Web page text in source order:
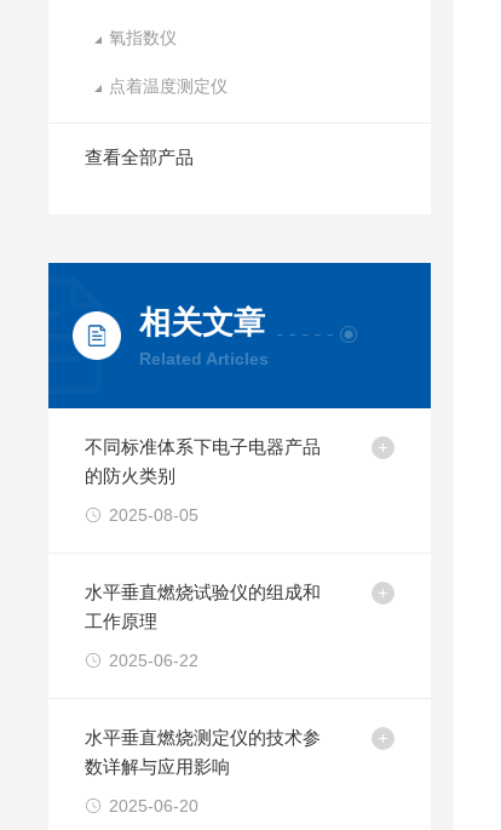
氧指数仪
点着温度测定仪
查看全部产品
相关文章
Related Articles
不同标准体系下电子电器产品
的防火类别
2025-08-05
水平垂直燃烧试验仪的组成和
工作原理
2025-06-22
水平垂直燃烧测定仪的技术参
数详解与应用影响
2025-06-20